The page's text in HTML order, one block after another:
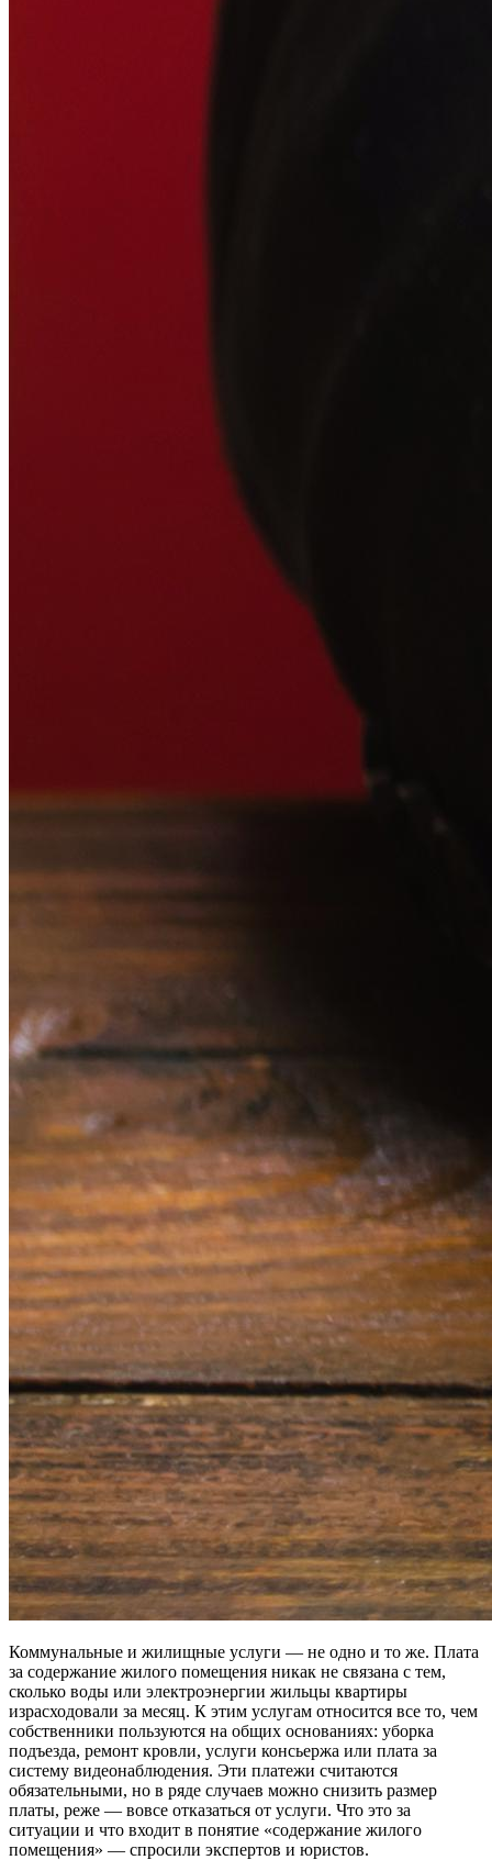
Коммунальные и жилищные услуги — не одно и то же. Плата
за содержание жилого помещения никак не связана с тем,
сколько воды или электроэнергии жильцы квартиры
израсходовали за месяц. К этим услугам относится все то, чем
собственники пользуются на общих основаниях: уборка
подъезда, ремонт кровли, услуги консьержа или плата за
систему видеонаблюдения. Эти платежи считаются
обязательными, но в ряде случаев можно снизить размер
платы, реже — вовсе отказаться от услуги. Что это за
ситуации и что входит в понятие «содержание жилого
помещения» — спросили экспертов и юристов.